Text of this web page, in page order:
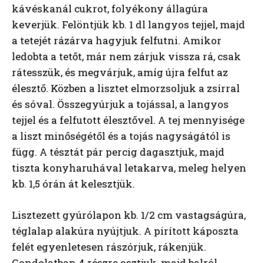
kávéskanál cukrot, folyékony állagúra
keverjük. Felöntjük kb. 1 dl langyos tejjel, majd
a tetejét rázárva hagyjuk felfutni. Amikor
ledobta a tetőt, már nem zárjuk vissza rá, csak
rátesszük, és megvárjuk, amíg újra felfut az
élesztő. Közben a lisztet elmorzsoljuk a zsírral
és sóval. Összegyúrjuk a tojással, a langyos
tejjel és a felfutott élesztővel. A tej mennyisége
a liszt minőségétől és a tojás nagyságától is
függ. A tésztát pár percig dagasztjuk, majd
tiszta konyharuhával letakarva, meleg helyen
kb. 1,5 órán át kelesztjük.
Lisztezett gyúrólapon kb. 1/2 cm vastagságúra,
téglalap alakúra nyújtjuk. A pirított káposzta
felét egyenletesen rászórjuk, rákenjük.